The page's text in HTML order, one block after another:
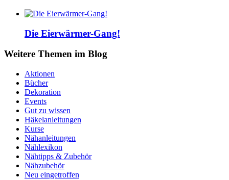
Die Eierwärmer-Gang!
Weitere Themen im Blog
Aktionen
Bücher
Dekoration
Events
Gut zu wissen
Häkelanleitungen
Kurse
Nähanleitungen
Nählexikon
Nähtipps & Zubehör
Nähzubehör
Neu eingetroffen